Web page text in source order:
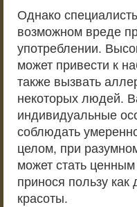
Однако
возможном вреде
употреблении.
может привести к
также вызвать
некоторых людей.
индивидуальные
соблюдать
целом, при
может стать
принося пользу
красоты.